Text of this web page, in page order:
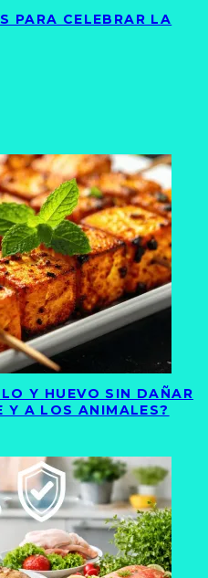
PARA CELEBRAR LA
Y HUEVO SIN DAÑAR
Y A LOS ANIMALES?